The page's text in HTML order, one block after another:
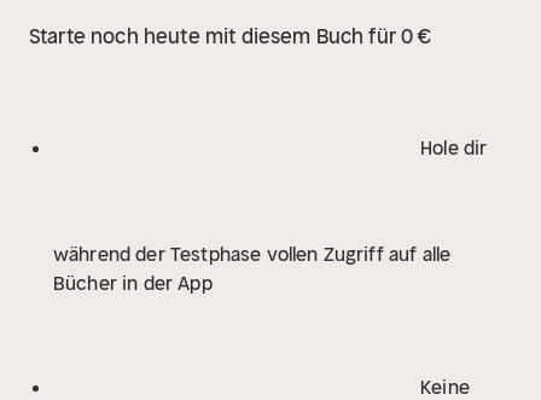
Starte noch heute mit diesem Buch für 0 €
Hole dir
während der Testphase vollen Zugriff auf alle
Bücher in der App
Keine